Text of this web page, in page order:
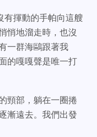
揮動的手帕向這艘
悄地溜走時，也沒
一群海鷗跟著我
的嘎嘎聲是唯一打
頸部，躺在一圈捲
漸遠去。我們出發